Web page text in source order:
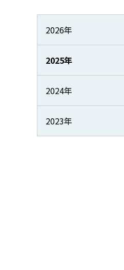
2026年
2025年
2024年
2023年